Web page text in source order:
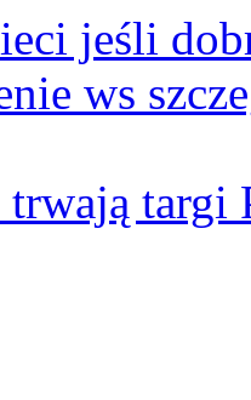
jeśli
ws
trwają